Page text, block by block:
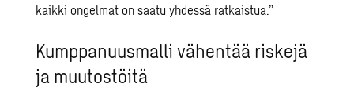
kaikki ongelmat on saatu yhdessä ratkaistua.”
Kumppanuusmalli vähentää riskejä
ja muutostöitä